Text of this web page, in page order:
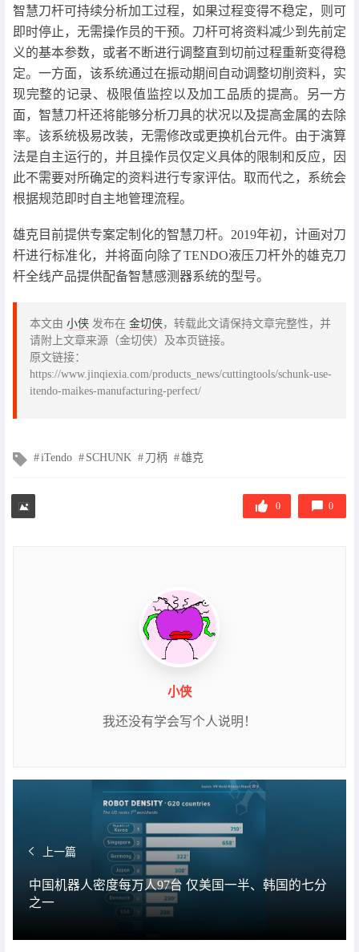
智慧刀杆可持续分析加工过程，如果过程变得不稳定，则可
即时停止，无需操作员的干预。刀杆可将资料减少到先前定
义的基本参数，或者不断进行调整直到切前过程重新变得稳
定。一方面，该系统通过在振动期间自动调整切削资料，实
现完整的记录、极限值监控以及加工品质的提高。另一方
面，智慧刀杆还将能够分析刀具的状况以及提高金属的去除
率。该系统极易改装，无需修改或更换机台元件。由于演算
法是自主运行的，并且操作员仅定义具体的限制和反应，因
此不需要对所确定的资料进行专家评估。取而代之，系统会
根据规范即时自主地管理流程。
雄克目前提供专案定制化的智慧刀杆。2019年初，计画对刀
杆进行标准化，并将面向除了TENDO液压刀杆外的雄克刀
杆全线产品提供配备智慧感测器系统的型号。
本文由 小侠 发布在 金切侠，转载此文请保持文章完整性，并
请附上文章来源（金切侠）及本页链接。
原文链接：
https://www.jinqiexia.com/products_news/cuttingtools/schunk-use-
itendo-maikes-manufacturing-perfect/
文
签
iTendo SCHUNK 刀柄 雄克
0 0
小侠
我还没有学会写个人说明！
上一篇
中国机器人密度每万人97台 仅美国一半、韩国的七分
之一